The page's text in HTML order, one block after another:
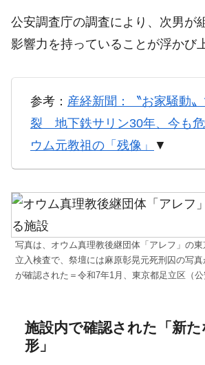
公安調査庁の調査により、次男が
影響力を持っていることが浮かび
参考： 産経新聞：〝お家騒動
裂 地下鉄サリン30年、今も
ウム元教祖の「残像」
▼
写真は、オウム真理教後継団体「アレフ」の
立入検査で、祭壇には麻原彰晃元死刑囚の写
が確認された＝令和7年1月、東京都足立区（公
施設内で確認された「新
形」